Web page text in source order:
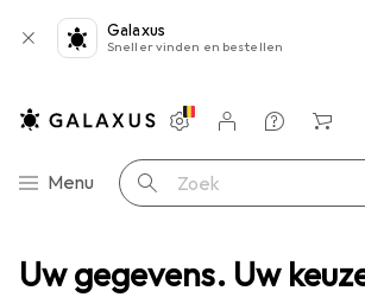
Uw gegevens. Uw
Galaxus
Sneller vinden en bestellen
Categorie navigatie
Menu Zoek op
Instellingen
Klantenaccount
Produktvergelijking
Verlanglijstje
Winkelmandje
Wandelschoenen CMP Campagnolo